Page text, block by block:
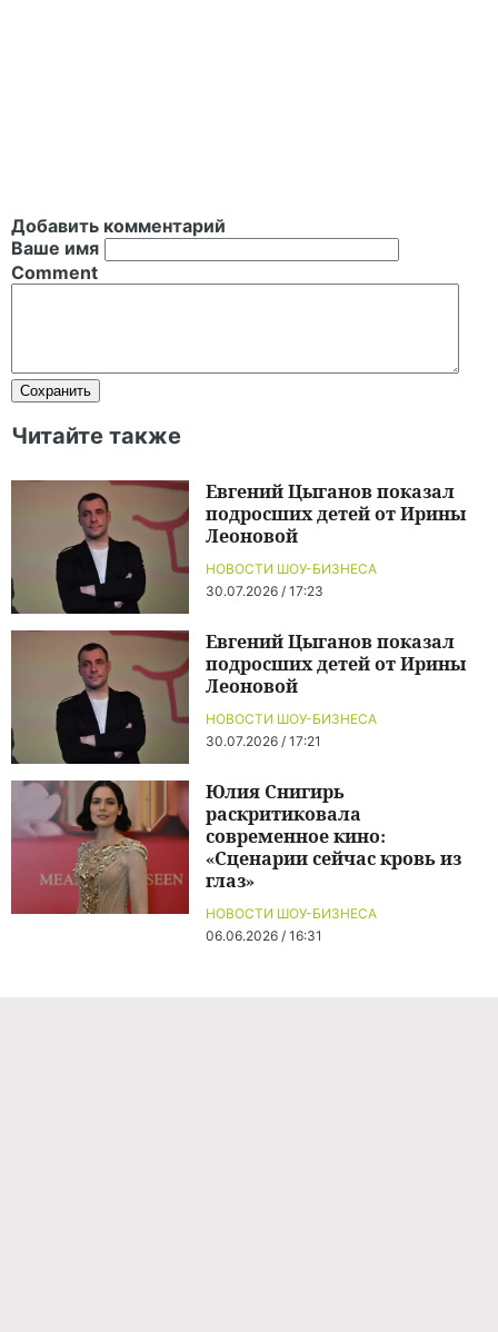
Добавить комментарий
Ваше имя
Comment
Читайте также
НОВОСТИ ШОУ-БИЗНЕСА
30.07.2026 / 17:23
Евгений Цыганов показал
подросших детей от Ирины
Леоновой
НОВОСТИ ШОУ-БИЗНЕСА
30.07.2026 / 17:21
Евгений Цыганов показал
подросших детей от Ирины
Леоновой
НОВОСТИ ШОУ-БИЗНЕСА
06.06.2026 / 16:31
Юлия Снигирь
раскритиковала
современное кино:
«Сценарии сейчас кровь из
глаз»